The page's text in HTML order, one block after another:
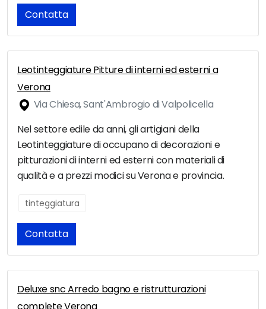
Contatta
Leotinteggiature Pitture di interni ed esterni a
Verona
Via Chiesa, Sant'Ambrogio di Valpolicella
Nel settore edile da anni, gli artigiani della
Leotinteggiature di occupano di decorazioni e
pitturazioni di interni ed esterni con materiali di
qualità e a prezzi modici su Verona e provincia.
tinteggiatura
Contatta
Deluxe snc Arredo bagno e ristrutturazioni